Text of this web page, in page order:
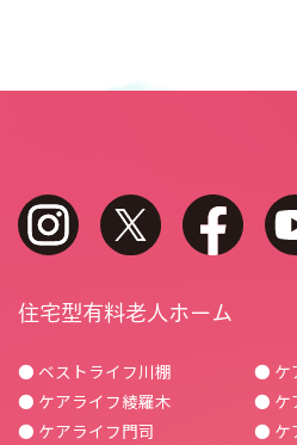
instagram twitter
住宅型有料老人ホーム
● ベストライフ川棚
● ケアライフ綾羅木
● ケアライフ門司
● ケ
● ケ
● ケ